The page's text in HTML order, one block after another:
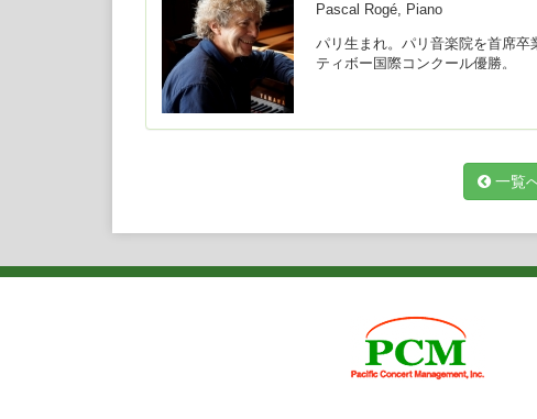
Pascal Rogé, Piano
パリ生まれ。パリ音楽院を首席卒
ティボー国際コンクール優勝。
これまでに、パリ管、ロイヤル
ァントハウス管、スイス・ロマ
共演。指揮者では、ロリン・マ
ティルソン・トーマス、サー・
デ・ワールト、アラン・ギルバ
（シャルル・デュトワ指揮フラ
ン賞、ディスク大賞、エディソ
は、「ラヴェル＆ガーシュイン
曲、ガーシュイン：ラプソディ
ウィーン放送響）を、オニック
一覧